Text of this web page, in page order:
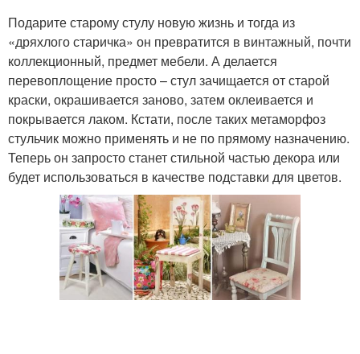
Подарите старому стулу новую жизнь и тогда из
«дряхлого старичка» он превратится в винтажный, почти
коллекционный, предмет мебели. А делается
перевоплощение просто – стул зачищается от старой
краски, окрашивается заново, затем оклеивается и
покрывается лаком. Кстати, после таких метаморфоз
стульчик можно применять и не по прямому назначению.
Теперь он запросто станет стильной частью декора или
будет использоваться в качестве подставки для цветов.